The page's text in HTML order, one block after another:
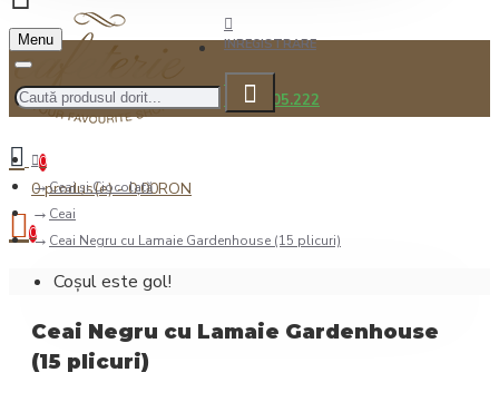
INREGISTRARE
0722.505.222
Menu
0
0 produs(e) - 0,00RON
0
Coșul este gol!
Ceai şi Ciocolată
Ceai
Ceai Negru cu Lamaie Gardenhouse (15 plicuri)
Ceai Negru cu Lamaie Gardenhouse
(15 plicuri)